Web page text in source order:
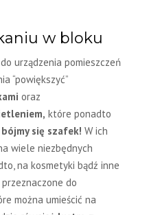
w bloku
urządzenia pomieszczeń
“powiększyć”
oraz
które ponadto
bójmy się szafek! W ich
wiele niezbędnych
na kosmetyki bądź inne
do
można umieścić na